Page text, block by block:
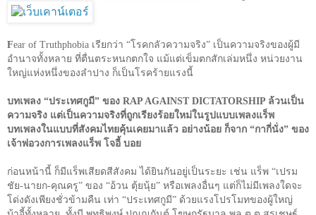
Fear of Truthphobia เรียกว่า “โรคกลัวความจริง” เป็นความจริงของผู้มี
อำนาจทั้งหลาย ที่ตื่นตระหนกตกใจ แม้แต่เข็มตกสักเล่มหนึ่ง หน่วยงาน
ใหญ่แห่งหนึ่งของลำปาง ก็เป็นโรคร้ายแรงนี้
บทเพลง “ประเทศกูมี” ของ RAP AGAINST DICTATORSHIP ล้วนเป็น
ความจริง แต่เป็นความจริงที่ถูกเรียงร้อยใหม่ในรูปแบบเพลงแร็พ
บทเพลงในแบบที่สังคมไทยคุ้นเคยมาแล้ว อย่างน้อย ก็จาก “กากี่นั่ง” ของ
เจ้าพ่อวงการเพลงแร็พ โจอี้ บอย
ก่อนหน้านี้ ก็มีแร็พเสียดสีสังคม ได้ยินกันอยู่เป็นระยะ เช่น แร็พ “เปรม
ชัย-นายก-คุณครู” ของ “อ้วน ตุ้ยนุ้ย” หรือเพลงอื่นๆ แต่ก็ไม่มีเพลงใดจะ
โด่งดังเพียงชั่วข้ามคืน เท่า “ประเทศกูมี” ด้วยแรงโปรโมทของผู้ใหญ่